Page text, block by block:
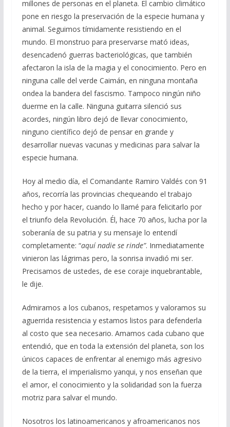
millones de personas en el planeta. El cambio climático
pone en riesgo la preservación de la especie humana y
animal. Seguimos tímidamente resistiendo en el
mundo. El monstruo para preservarse mató ideas,
desencadenó guerras bacteriológicas, que también
afectaron la isla de la magia y el conocimiento. Pero en
ninguna calle del verde Caimán, en ninguna montaña
ondea la bandera del fascismo. Tampoco ningún niño
duerme en la calle. Ninguna guitarra silenció sus
acordes, ningún libro dejó de llevar conocimiento,
ninguno científico dejó de pensar en grande y
desarrollar nuevas vacunas y medicinas para salvar la
especie humana.
Hoy al medio día, el Comandante Ramiro Valdés con 91
años, recorría las provincias chequeando el trabajo
hecho y por hacer, cuando lo llamé para felicitarlo por
el triunfo dela Revolución. Él, hace 70 años, lucha por la
soberanía de su patria y su mensaje lo entendí
completamente: “aquí nadie se rinde”. Inmediatamente
vinieron las lágrimas pero, la sonrisa invadió mi ser.
Precisamos de ustedes, de ese coraje inquebrantable,
le dije.
Admiramos a los cubanos, respetamos y valoramos su
aguerrida resistencia y estamos listos para defenderla
al costo que sea necesario. Amamos cada cubano que
entendió, que en toda la extensión del planeta, son los
únicos capaces de enfrentar al enemigo más agresivo
de la tierra, el imperialismo yanqui, y nos enseñan que
el amor, el conocimiento y la solidaridad son la fuerza
motriz para salvar el mundo.
Nosotros los latinoamericanos y afroamericanos nos